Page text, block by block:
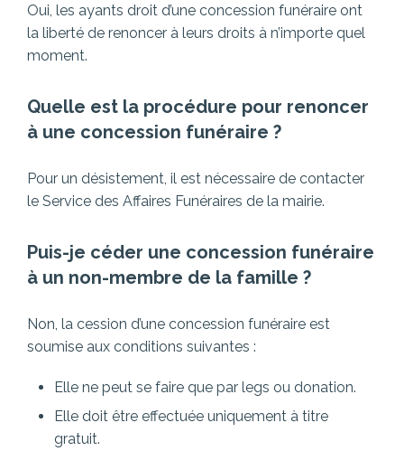
Oui, les ayants droit d’une concession funéraire ont
la liberté de renoncer à leurs droits à n’importe quel
moment.
Quelle est la procédure pour renoncer
à une concession funéraire ?
Pour un désistement, il est nécessaire de contacter
le Service des Affaires Funéraires de la mairie.
Puis-je céder une concession funéraire
à un non-membre de la famille ?
Non, la cession d’une concession funéraire est
soumise aux conditions suivantes :
Elle ne peut se faire que par legs ou donation.
Elle doit être effectuée uniquement à titre
gratuit.